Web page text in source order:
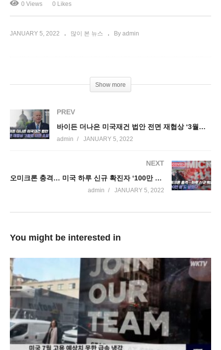
0 Views 0 Likes
JANUARY 5, 2022 많이 본 뉴스 By admin
Show more
PREV
바이든 더나은 미국재건 법안 전면 재협상 ‘3월로 지연 조짐
admin JANUARY 5, 2022
NEXT
오미크론 충격… 미국 하루 신규 확진자 ‘100만 명’도 넘었다
admin JANUARY 5, 2022
You might be interested in